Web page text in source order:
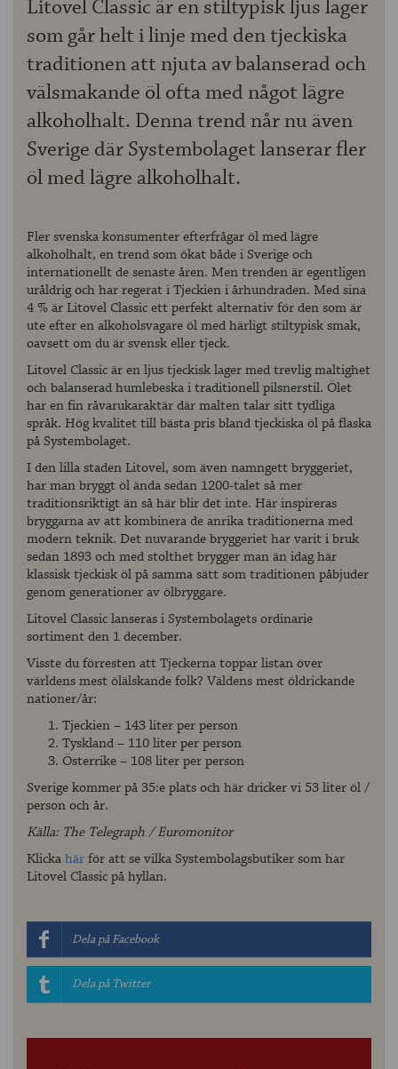
Litovel Classic är en stiltypisk ljus lager
som går helt i linje med den tjeckiska
traditionen att njuta av balanserad och
välsmakande öl ofta med något lägre
alkoholhalt. Denna trend når nu även
Sverige där Systembolaget lanserar fler
öl med lägre alkoholhalt.
Fler svenska konsumenter efterfrågar öl med lägre
alkoholhalt, en trend som ökat både i Sverige och
internationellt de senaste åren. Men trenden är egentligen
uråldrig och har regerat i Tjeckien i århundraden. Med sina
4 % är Litovel Classic ett perfekt alternativ för den som är
ute efter en alkoholsvagare öl med härligt stiltypisk smak,
oavsett om du är svensk eller tjeck.
Litovel Classic är en ljus tjeckisk lager med trevlig maltighet
och balanserad humlebeska i traditionell pilsnerstil. Ölet
har en fin råvarukaraktär där malten talar sitt tydliga
språk. Hög kvalitet till bästa pris bland tjeckiska öl på flaska
på Systembolaget.
I den lilla staden Litovel, som även namngett bryggeriet,
har man bryggt öl ända sedan 1200-talet så mer
traditionsriktigt än så här blir det inte. Här inspireras
bryggarna av att kombinera de anrika traditionerna med
modern teknik. Det nuvarande bryggeriet har varit i bruk
sedan 1893 och med stolthet brygger man än idag här
klassisk tjeckisk öl på samma sätt som traditionen påbjuder
genom generationer av ölbryggare.
Litovel Classic lanseras i Systembolagets ordinarie
sortiment den 1 december.
Visste du förresten att Tjeckerna toppar listan över
världens mest ölälskande folk? Väldens mest öldrickande
nationer/år:
Tjeckien – 143 liter per person
Tyskland – 110 liter per person
Österrike – 108 liter per person
Sverige kommer på 35:e plats och här dricker vi 53 liter öl /
person och år.
Källa: The Telegraph / Euromonitor
Klickahärför att se vilka Systembolagsbutiker som har
Litovel Classic på hyllan.
Dela på Facebook
Dela på Twitter